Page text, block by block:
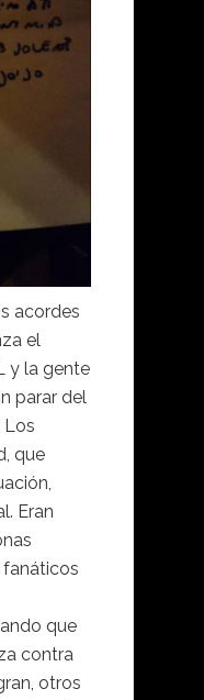
acordes
el
y la gente
parar del
Los
que
Eran
fanáticos
que
contra
otros